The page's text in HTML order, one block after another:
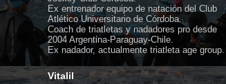
Ex entrenador equipo de natación del Club
Atlético Universitario de Córdoba.
Coach de triatletas y nadadores pro desde
2004 Argentina-Paraguay-Chile.
Ex nadador, actualmente triatleta age group.
Vitalil